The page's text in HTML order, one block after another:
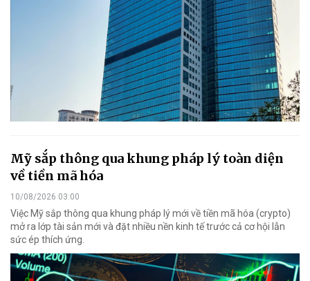
Mỹ sắp thông qua khung pháp lý toàn diện
về tiền mã hóa
10/08/2026 03:00
Việc Mỹ sắp thông qua khung pháp lý mới về tiền mã hóa (crypto)
mở ra lớp tài sản mới và đặt nhiều nền kinh tế trước cả cơ hội lẫn
sức ép thích ứng.